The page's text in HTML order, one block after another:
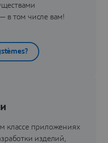
в том числе вам!
классе приложениях
изделий,